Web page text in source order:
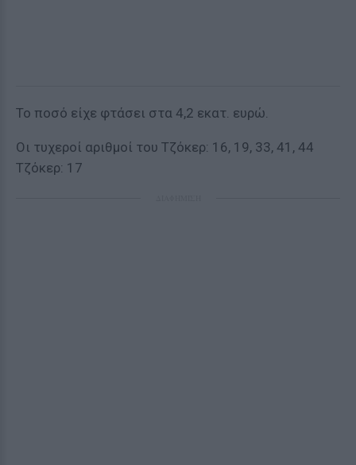
Το ποσό είχε φτάσει στα 4,2 εκατ. ευρώ.
Οι τυχεροί αριθμοί του Τζόκερ: 16, 19, 33, 41, 44
Τζόκερ: 17